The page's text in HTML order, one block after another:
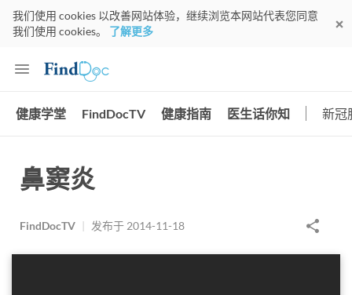
我们使用 cookies 以改善网站体验，继续浏览本网站代表您同意
我们使用 cookies。 了解更多
健康学堂 FindDocTV 健康指南 医生话你知 新冠
鼻窦炎
FindDocTV | 发布于 2014-11-18